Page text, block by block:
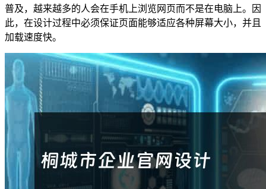
普及，越来越多的人会在手机上浏览网页而不是在电脑上。因
此，在设计过程中必须保证页面能够适应各种屏幕大小，并且
加载速度快。